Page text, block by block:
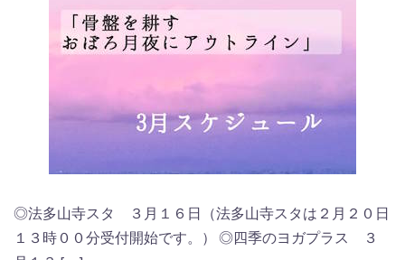
◎法多山寺スタ ３月１６日（法多山寺スタは２月２０日
１３時００分受付開始です。） ◎四季のヨガプラス ３